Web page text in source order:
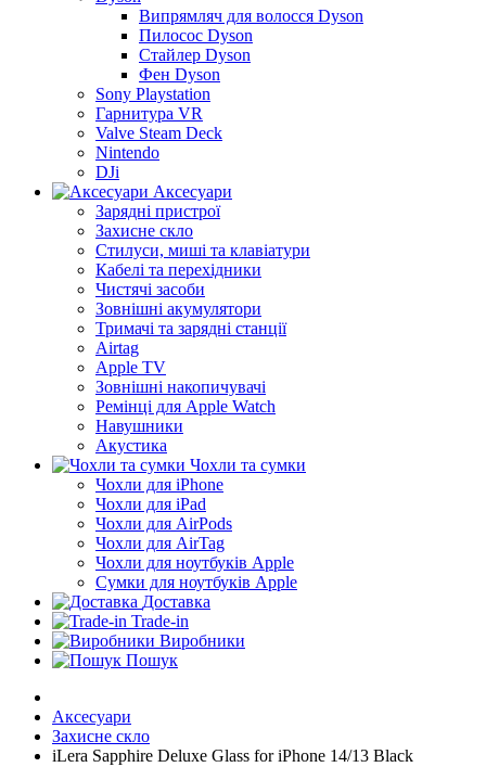
Випрямляч для волосся Dyson
Пилосос Dyson
Стайлер Dyson
Фен Dyson
Sony Playstation
Гарнитура VR
Valve Steam Deck
Nintendo
DJi
Аксесуари
Зарядні пристрої
Захисне скло
Стилуси, миші та клавіатури
Кабелі та перехідники
Чистячі засоби
Зовнішні акумулятори
Тримачі та зарядні станції
Airtag
Apple TV
Зовнішні накопичувачі
Ремінці для Apple Watch
Навушники
Акустика
Чохли та сумки
Чохли для iPhone
Чохли для iPad
Чохли для AirPods
Чохли для AirTag
Чохли для ноутбуків Apple
Сумки для ноутбуків Apple
Доставка
Trade-in
Виробники
Пошук
Аксесуари
Захисне скло
iLera Sapphire Deluxe Glass for iPhone 14/13 Black